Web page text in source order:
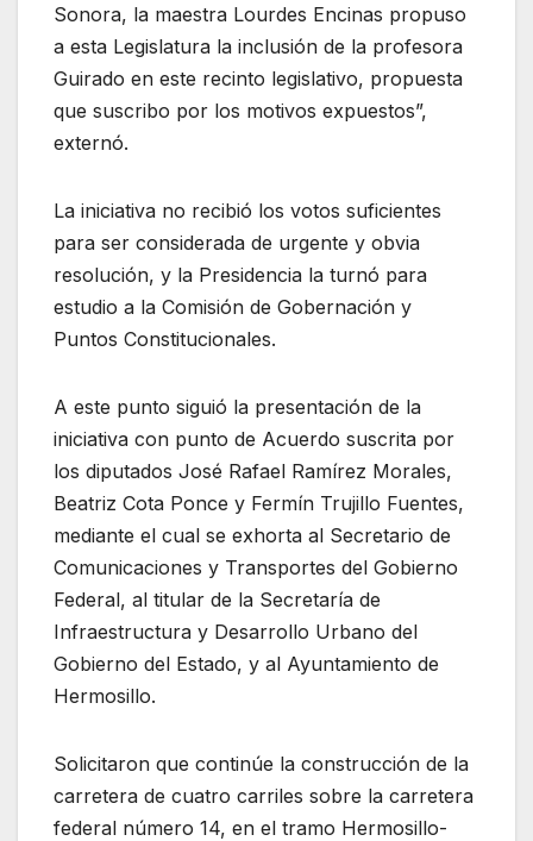
Sonora, la maestra Lourdes Encinas propuso
a esta Legislatura la inclusión de la profesora
Guirado en este recinto legislativo, propuesta
que suscribo por los motivos expuestos”,
externó.
La iniciativa no recibió los votos suficientes
para ser considerada de urgente y obvia
resolución, y la Presidencia la turnó para
estudio a la Comisión de Gobernación y
Puntos Constitucionales.
A este punto siguió la presentación de la
iniciativa con punto de Acuerdo suscrita por
los diputados José Rafael Ramírez Morales,
Beatriz Cota Ponce y Fermín Trujillo Fuentes,
mediante el cual se exhorta al Secretario de
Comunicaciones y Transportes del Gobierno
Federal, al titular de la Secretaría de
Infraestructura y Desarrollo Urbano del
Gobierno del Estado, y al Ayuntamiento de
Hermosillo.
Solicitaron que continúe la construcción de la
carretera de cuatro carriles sobre la carretera
federal número 14, en el tramo Hermosillo-